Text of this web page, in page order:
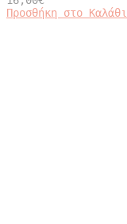
Προσθήκη στο Καλάθι